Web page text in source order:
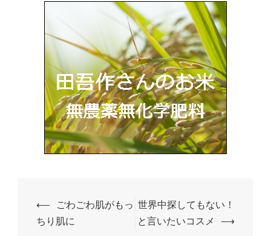
⟵
ごわごわ肌がもっ
ちり肌に
世界中探してもない！
と言いたいコスメ
⟶